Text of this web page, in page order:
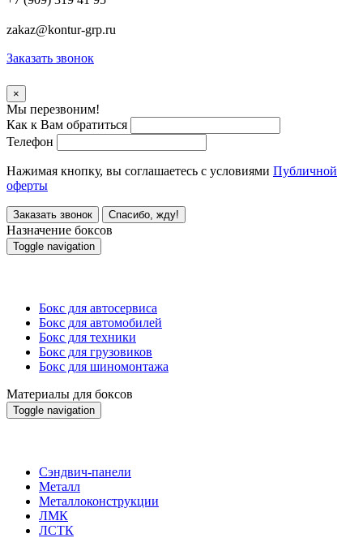
zakaz@kontur-grp.ru
Заказать звонок
×
Мы перезвоним!
Как к Вам обратиться
Телефон
Нажимая кнопку, вы соглашаетесь с условиями Публичной
оферты
Заказать звонок Спасибо, жду!
Назначение боксов
Toggle navigation
Бокс для автосервиса
Бокс для автомобилей
Бокс для техники
Бокс для грузовиков
Бокс для шиномонтажа
Материалы для боксов
Toggle navigation
Сэндвич-панели
Металл
Металлоконструкции
ЛМК
ЛСТК